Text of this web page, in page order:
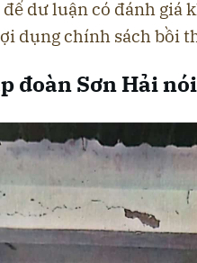
dư luận có đánh giá
dụng chính sách bồi
đoàn Sơn Hải